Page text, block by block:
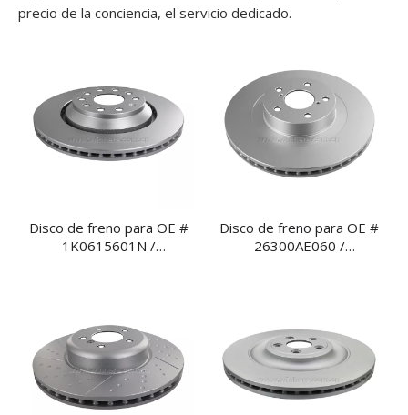
precio de la conciencia, el servicio dedicado.
Disco de freno para OE #
1K0615601N /
Disco de freno para OE #
26300AE060 /